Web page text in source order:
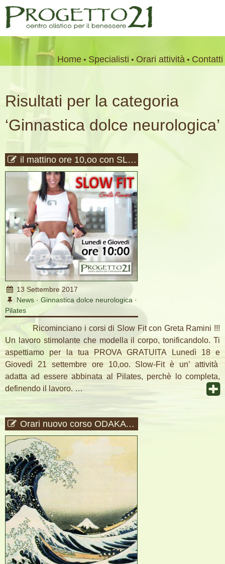
Salta
Home Specialisti Orari attività Contatti
Risultati per la categoria
‘Ginnastica dolce neurologica’
il mattino ore 10,oo con SLOW FIT.
13 Settembre 2017
News· Ginnastica dolce neurologica ·
Pilates
Ricominciano i corsi di Slow Fit con Greta Ramini !!!
Un lavoro stimolante che modella il corpo, tonificandolo. Ti
aspettiamo per la tua PROVA GRATUITA Lunedì 18 e
Giovedì 21 settembre ore 10,oo. Slow-Fit è un’ attività
adatta ad essere abbinata al Pilates, perchè lo completa,
definendo il lavoro. …
Orari nuovo corso ODAKA e prove gratuite.